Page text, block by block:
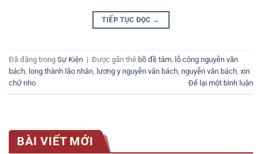
TIẾP TỤC ĐỌC →
Đã đăng trong Sự Kiện | Được gắn thẻ bồ đề tâm, lỗ công nguyễn văn
bách, long thành lão nhân, lương y nguyễn văn bách, nguyễn văn bách, xin
chữ nho
Để lại một bình luận
BÀI VIẾT MỚI